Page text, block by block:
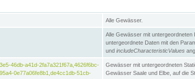
Alle Gewässer.
Alle Gewässer mit untergeordneten
untergeordnete Daten mit den
und includeCharacteristicValues
46db-a41d-2fa7a321f67a,4626f6bc-
0e77a06fe8b1,de4cc1db-51cb-
Gewässer mit untergeordneten
Gewässer Saale und Elbe, auf die